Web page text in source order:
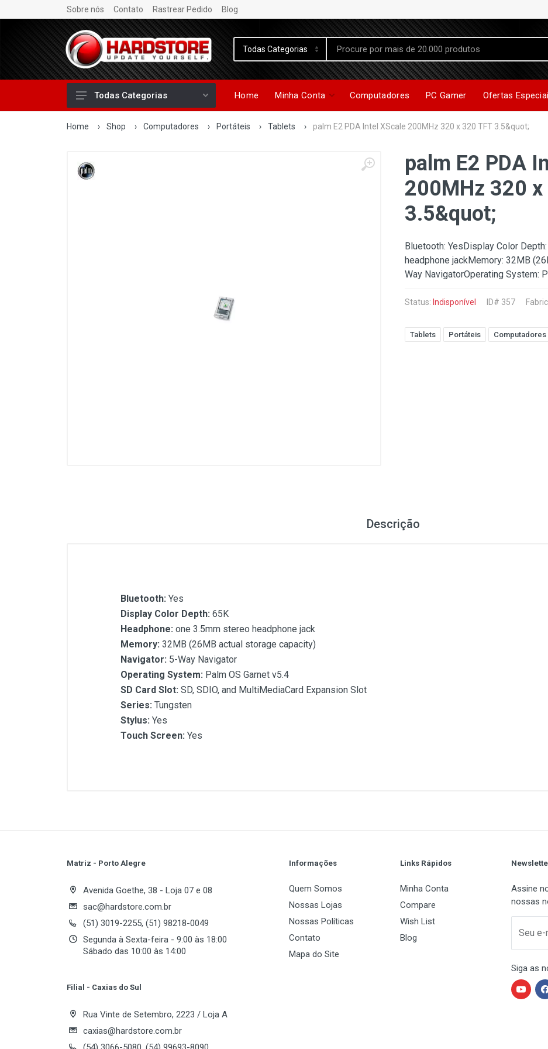
Sobre nós Contato Rastrear Pedido Blog
Todas Categorias Home Minha Conta Computadores PC Gamer Ofertas
Home › Shop › Computadores › Portáteis › Tablets › palm E2 PDA Intel XScale 200MHz 320 x 320 TFT 3.5&quot;
palm E2 PDA
200MHz 320 x
3.5&quot;
Bluetooth: YesDisplay Color
headphone jackMemory: 32MB
Way NavigatorOperating System:
Status: Indisponível ID# 357
Tablets Portáteis Computadores
Descrição
Bluetooth: Yes
Display Color Depth: 65K
Headphone: one 3.5mm stereo headphone jack
Memory: 32MB (26MB actual storage capacity)
Navigator: 5-Way Navigator
Operating System: Palm OS Garnet v5.4
SD Card Slot: SD, SDIO, and MultiMediaCard Expansion Slot
Series: Tungsten
Stylus: Yes
Touch Screen: Yes
Series:
Touch Screen:
Review Stars Email Address
Matriz - Porto Alegre
Avenida Goethe, 38 - Loja 07 e 08
sac@hardstore.com.br
(51) 3019-2255, (51) 98218-0049
Segunda à Sexta-feira - 9:00 às 18:00
Sábado das 10:00 às 14:00
Filial - Caxias do Sul
Rua Vinte de Setembro, 2223 / Loja A
caxias@hardstore.com.br
Informações
Quem Somos
Nossas Lojas
Nossas Políticas
Contato
Mapa do Site
Links Rápidos
Minha Conta
Compare
Wish List
Blog
Assine
nossas
Seu e-
Siga as